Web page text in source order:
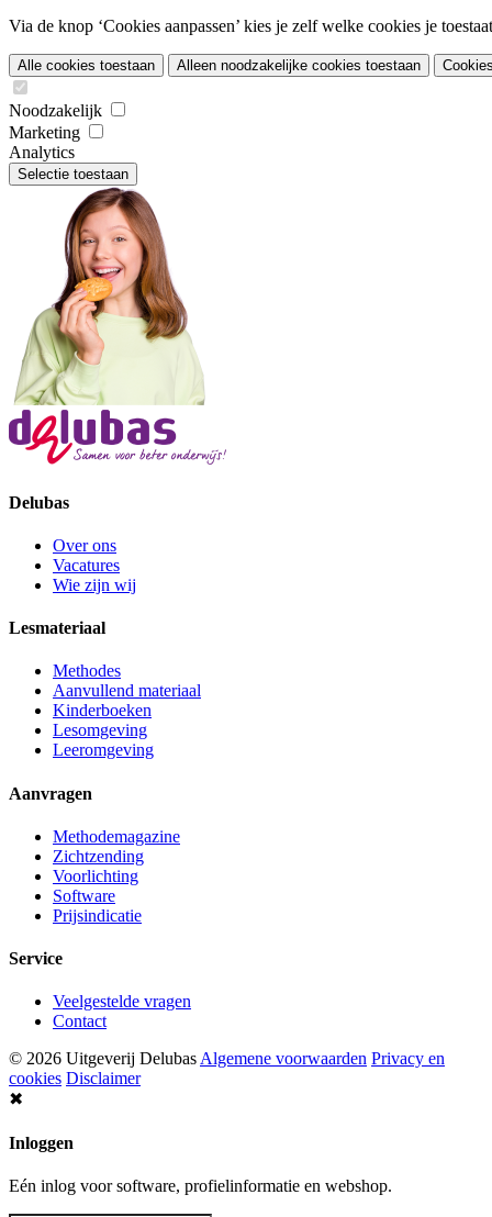
Via de knop ‘Cookies aanpassen’ kies je zelf welke cookies je
Alle cookies toestaan Alleen noodzakelijke cookies toestaan
Noodzakelijk
Marketing
Analytics
Selectie toestaan
Delubas
Over ons
Vacatures
Wie zijn wij
Lesmateriaal
Methodes
Aanvullend materiaal
Kinderboeken
Lesomgeving
Leeromgeving
Aanvragen
Methodemagazine
Zichtzending
Voorlichting
Software
Prijsindicatie
Service
Veelgestelde vragen
Contact
© 2026 Uitgeverij Delubas Algemene voorwaarden Privacy en
cookies Disclaimer
✖
Inloggen
Eén inlog voor software, profielinformatie en webshop.